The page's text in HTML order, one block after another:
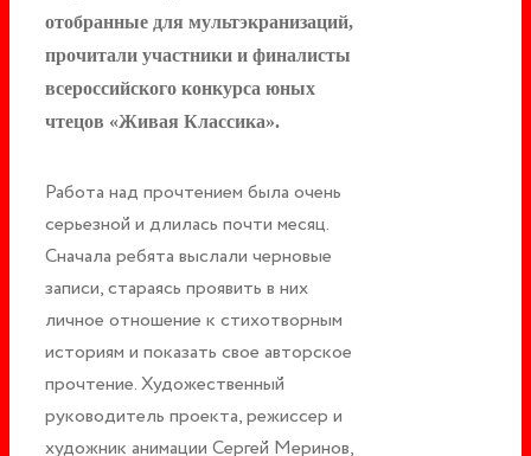
отобранные для мультэкранизаций,
прочитали участники и финалисты
всероссийского конкурса юных
чтецов «Живая Классика».
Работа над прочтением была очень
серьезной и длилась почти месяц.
Сначала ребята выслали черновые
записи, стараясь проявить в них
личное отношение к стихотворным
историям и показать свое авторское
прочтение. Художественный
руководитель проекта, режиссер и
художник анимации Сергей Меринов,